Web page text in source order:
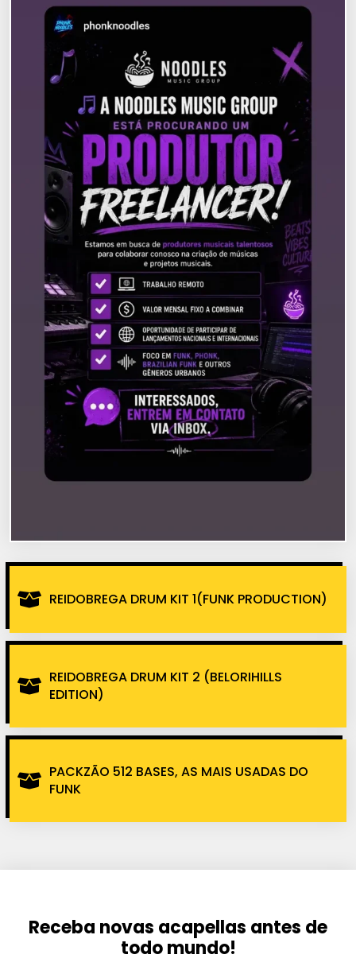
REIDOBREGA DRUM KIT 1(FUNK PRODUCTION)
REIDOBREGA DRUM KIT 2 (BELORIHILLS
EDITION)
PACKZÃO 512 BASES, AS MAIS USADAS DO
FUNK
Receba novas acapellas antes de
todo mundo!